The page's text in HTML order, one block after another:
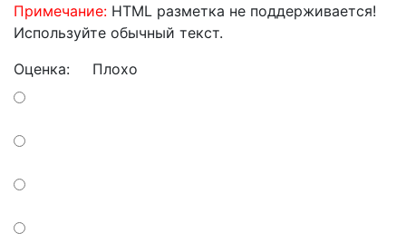
Примечание: HTML разметка не поддерживается!
Используйте обычный текст.
Оценка: Плохо